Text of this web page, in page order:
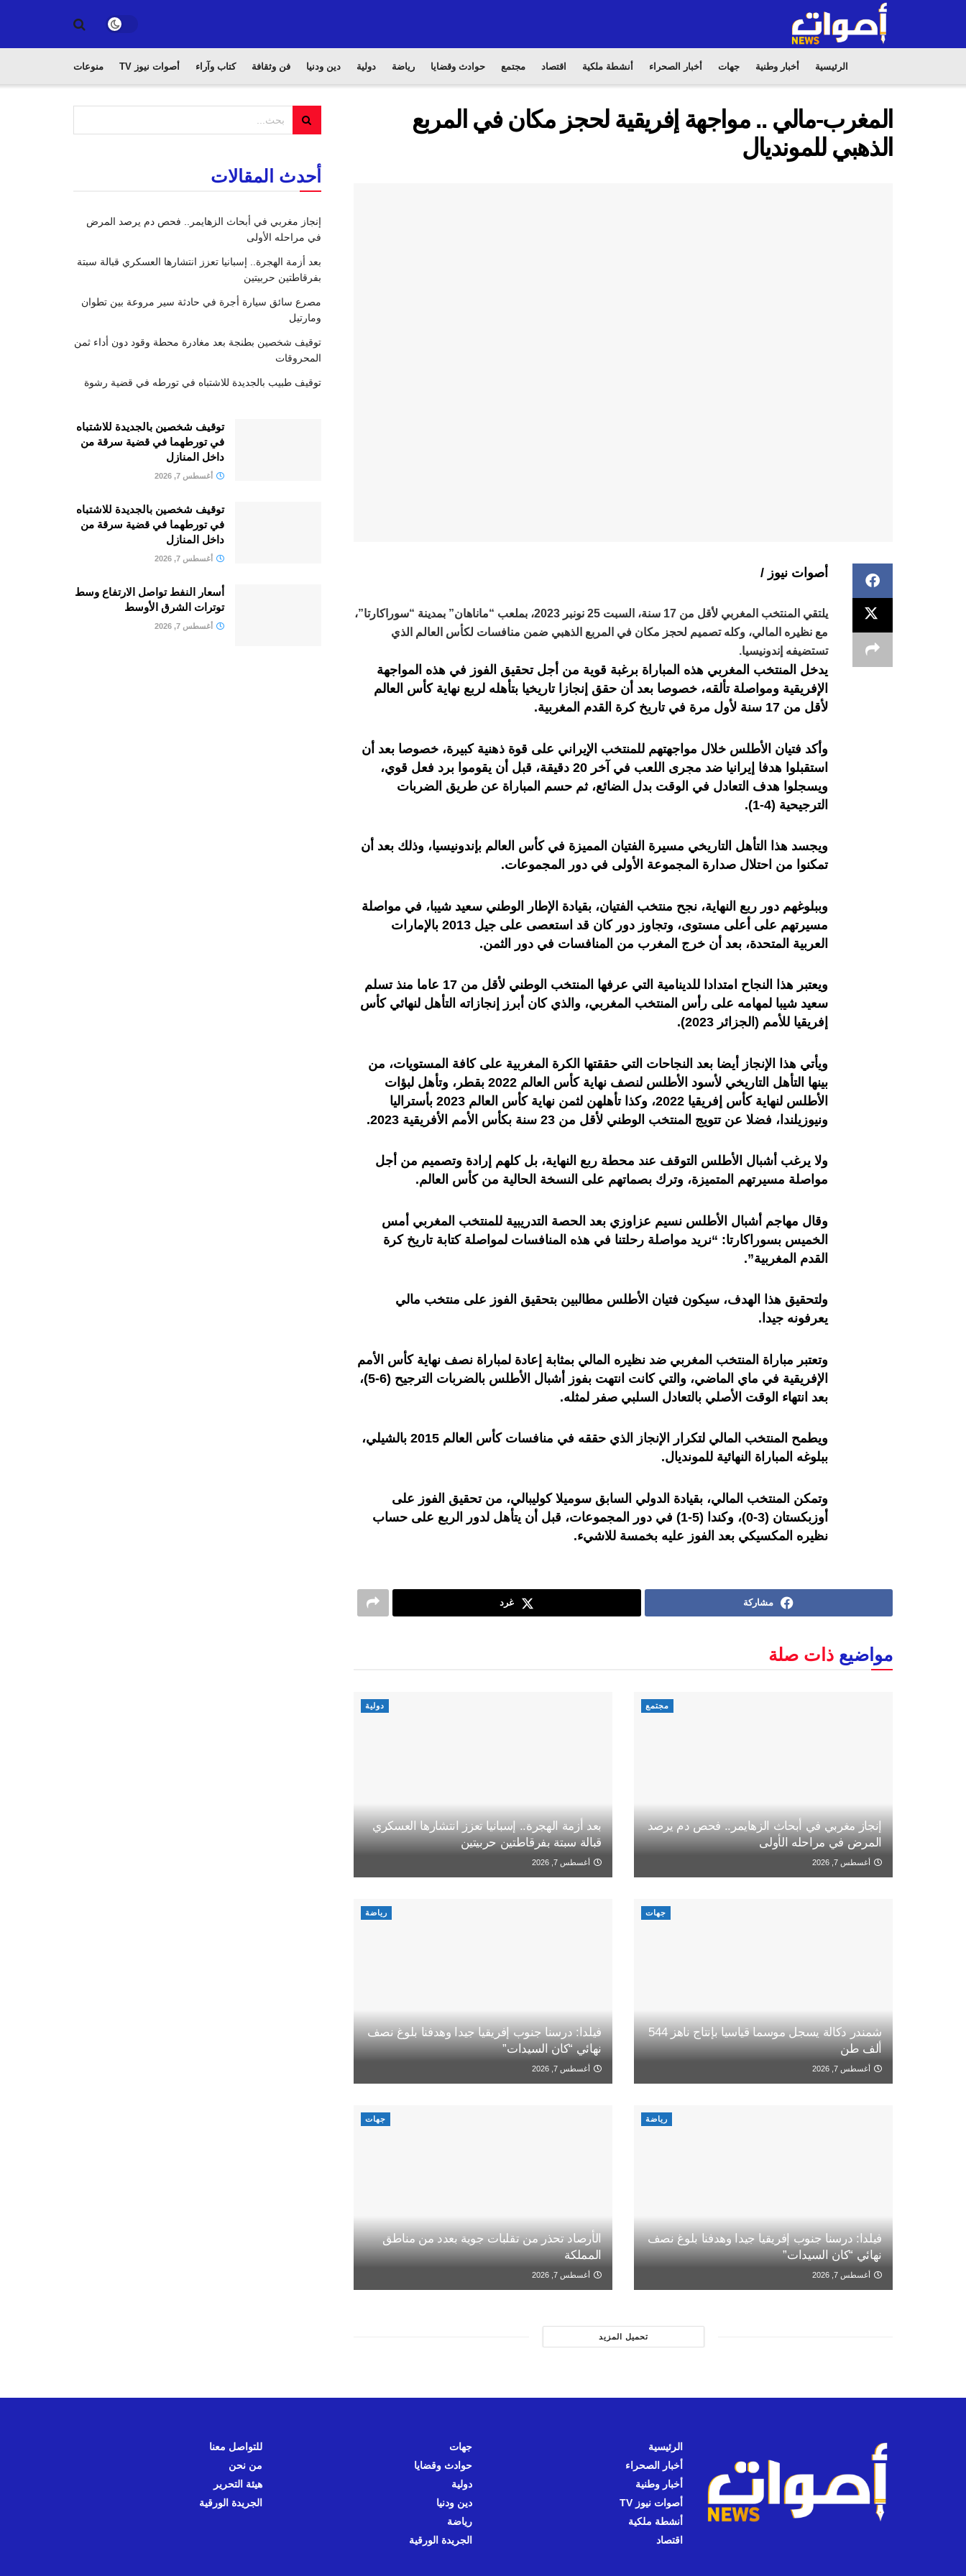
الرئيسية أخبار وطنية جهات أخبار الصحراء أنشطة ملكية اقتصاد مجتمع حوادث وقضايا رياضة دولية دين ودنيا فن وثقافة كتاب وآراء أصوات نيوز TV منوعات
المغرب-مالي .. مواجهة إفريقية لحجز مكان في المربع
الذهبي للمونديال
أصوات نيوز /
يلتقي المنتخب المغربي لأقل من 17 سنة، السبت 25 نونبر 2023، بملعب “ماناهان” بمدينة “سوراكارتا”،
مع نظيره المالي، وكله تصميم لحجز مكان في المربع الذهبي ضمن منافسات لكأس العالم الذي
تستضيفه إندونيسيا.
يدخل المنتخب المغربي هذه المباراة برغبة قوية من أجل تحقيق الفوز في هذه المواجهة
الإفريقية ومواصلة تألقه، خصوصا بعد أن حقق إنجازا تاريخيا بتأهله لربع نهاية كأس العالم
لأقل من 17 سنة لأول مرة في تاريخ كرة القدم المغربية.
وأكد فتيان الأطلس خلال مواجهتهم للمنتخب الإيراني على قوة ذهنية كبيرة، خصوصا بعد أن
استقبلوا هدفا إيرانيا ضد مجرى اللعب في آخر 20 دقيقة، قبل أن يقوموا برد فعل قوي،
ويسجلوا هدف التعادل في الوقت بدل الضائع، ثم حسم المباراة عن طريق الضربات
الترجيحية (4-1).
ويجسد هذا التأهل التاريخي مسيرة الفتيان المميزة في كأس العالم بإندونيسيا، وذلك بعد أن
تمكنوا من احتلال صدارة المجموعة الأولى في دور المجموعات.
وببلوغهم دور ربع النهاية، نجح منتخب الفتيان، بقيادة الإطار الوطني سعيد شيبا، في مواصلة
مسيرتهم على أعلى مستوى، وتجاوز دور كان قد استعصى على جيل 2013 بالإمارات
العربية المتحدة، بعد أن خرج المغرب من المنافسات في دور الثمن.
ويعتبر هذا النجاح امتدادا للدينامية التي عرفها المنتخب الوطني لأقل من 17 عاما منذ تسلم
سعيد شيبا لمهامه على رأس المنتخب المغربي، والذي كان أبرز إنجازاته التأهل لنهائي كأس
إفريقيا للأمم (الجزائر 2023).
ويأتي هذا الإنجاز أيضا بعد النجاحات التي حققتها الكرة المغربية على كافة المستويات، من
بينها التأهل التاريخي لأسود الأطلس لنصف نهاية كأس العالم 2022 بقطر، وتأهل لبؤات
الأطلس لنهاية كأس إفريقيا 2022، وكذا تأهلهن لثمن نهاية كأس العالم 2023 بأستراليا
ونيوزيلندا، فضلا عن تتويج المنتخب الوطني لأقل من 23 سنة بكأس الأمم الأفريقية 2023.
ولا يرغب أشبال الأطلس التوقف عند محطة ربع النهاية، بل كلهم إرادة وتصميم من أجل
مواصلة مسيرتهم المتميزة، وترك بصماتهم على النسخة الحالية من كأس العالم.
وقال مهاجم أشبال الأطلس نسيم عزاوزي بعد الحصة التدريبية للمنتخب المغربي أمس
الخميس بسوراكارتا: “نريد مواصلة رحلتنا في هذه المنافسات لمواصلة كتابة تاريخ كرة
القدم المغربية”.
ولتحقيق هذا الهدف، سيكون فتيان الأطلس مطالبين بتحقيق الفوز على منتخب مالي
يعرفونه جيدا.
وتعتبر مباراة المنتخب المغربي ضد نظيره المالي بمثابة إعادة لمباراة نصف نهاية كأس الأمم
الإفريقية في ماي الماضي، والتي كانت انتهت بفوز أشبال الأطلس بالضربات الترجيح (6-5)،
بعد انتهاء الوقت الأصلي بالتعادل السلبي صفر لمثله.
ويطمح المنتخب المالي لتكرار الإنجاز الذي حققه في منافسات كأس العالم 2015 بالشيلي،
ببلوغه المباراة النهائية للمونديال.
وتمكن المنتخب المالي، بقيادة الدولي السابق سوميلا كوليبالي، من تحقيق الفوز على
أوزبكستان (3-0)، وكندا (5-1) في دور المجموعات، قبل أن يتأهل لدور الربع على حساب
نظيره المكسيكي بعد الفوز عليه بخمسة للاشيء.
مشاركة غرد
مواضيع ذات صلة
مجتمع
إنجاز مغربي في أبحاث الزهايمر.. فحص دم يرصد
المرض في مراحله الأولى
أغسطس 7, 2026
دولية
بعد أزمة الهجرة.. إسبانيا تعزز انتشارها العسكري
قبالة سبتة بفرقاطتين حربيتين
أغسطس 7, 2026
جهات
شمندر دكالة يسجل موسما قياسيا بإنتاج ناهز 544
ألف طن
أغسطس 7, 2026
رياضة
فيلدا: درسنا جنوب إفريقيا جيدا وهدفنا بلوغ نصف
نهائي “كان السيدات”
أغسطس 7, 2026
رياضة
فيلدا: درسنا جنوب إفريقيا جيدا وهدفنا بلوغ نصف
نهائي “كان السيدات”
أغسطس 7, 2026
جهات
الأرصاد تحذر من تقلبات جوية بعدد من مناطق
المملكة
أغسطس 7, 2026
تحميل المزيد
أحدث المقالات
إنجاز مغربي في أبحاث الزهايمر.. فحص دم يرصد المرض
في مراحله الأولى
بعد أزمة الهجرة.. إسبانيا تعزز انتشارها العسكري قبالة سبتة
بفرقاطتين حربيتين
مصرع سائق سيارة أجرة في حادثة سير مروعة بين تطوان
ومارتيل
توقيف شخصين بطنجة بعد مغادرة محطة وقود دون أداء ثمن
المحروقات
توقيف طبيب بالجديدة للاشتباه في تورطه في قضية رشوة
توقيف شخصين بالجديدة للاشتباه
في تورطهما في قضية سرقة من
داخل المنازل
أغسطس 7, 2026
توقيف شخصين بالجديدة للاشتباه
في تورطهما في قضية سرقة من
داخل المنازل
أغسطس 7, 2026
أسعار النفط تواصل الارتفاع وسط
توترات الشرق الأوسط
أغسطس 7, 2026
الرئيسية
أخبار الصحراء
أخبار وطنية
أصوات نيوز TV
أنشطة ملكية
اقتصاد
جهات
حوادث وقضايا
دولية
دين ودنيا
رياضة
الجريدة الورقية
للتواصل معنا
من نحن
هيئة التحرير
الجريدة الورقية